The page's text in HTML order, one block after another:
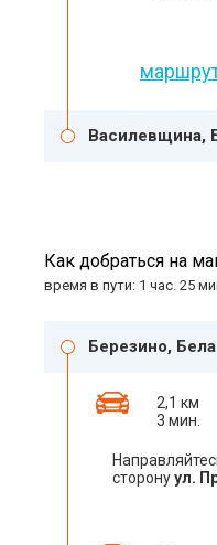
Василевщина,
Как добраться на
время в пути: 1 час. 25
Березино,
2,1 км
3 мин.
сторонуул.